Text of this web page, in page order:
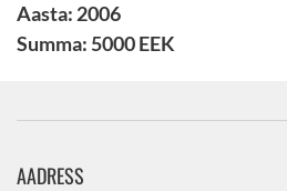
Aasta: 2006
Summa: 5000 EEK
AADRESS